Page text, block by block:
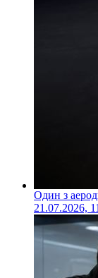
Один з
21.07.2026,